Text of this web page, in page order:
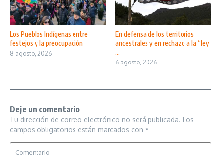
Los Pueblos Indígenas entre
festejos y la preocupación
8 agosto, 2026
En defensa de los territorios
ancestrales y en rechazo a la “ley
...
6 agosto, 2026
Deje un comentario
Tu dirección de correo electrónico no será publicada. Los
campos obligatorios están marcados con *